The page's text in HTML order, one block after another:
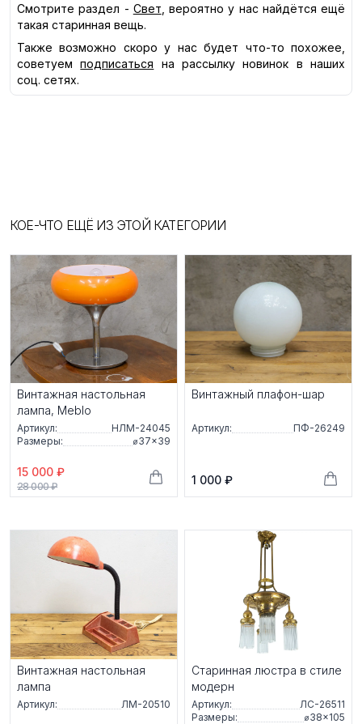
Смотрите раздел - Свет , вероятно у нас найдётся ещё
такая старинная вещь.
Также возможно скоро у нас будет что-то похожее,
советуем
подписаться
на рассылку новинок в наших
соц. сетях.
КОЕ-ЧТО ЕЩЁ ИЗ ЭТОЙ КАТЕГОРИИ
Винтажная настольная
лампа, Meblo
Артикул:
НЛМ-24045
Размеры:
⌀37×39
15 000 ₽
28 000 ₽
Винтажный плафон-шар
Артикул: ПФ-26249
1 000 ₽
Винтажная настольная
лампа
Артикул: ЛМ-20510
Старинная люстра в стиле
модерн
Артикул:
ЛС-26511
Размеры:
⌀38×105